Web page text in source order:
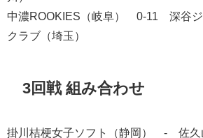
中濃ROOKIES（岐阜） 0-11 深谷ジ
クラブ（埼玉）
3回戦 組み合わせ
掛川桔梗女子ソフト（静岡） - 佐久